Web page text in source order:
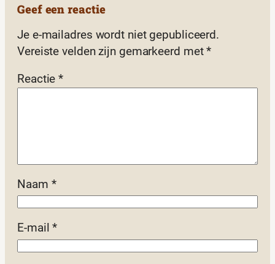
Geef een reactie
Je e-mailadres wordt niet gepubliceerd.
Vereiste velden zijn gemarkeerd met*
Reactie*
Naam *
E-mail*